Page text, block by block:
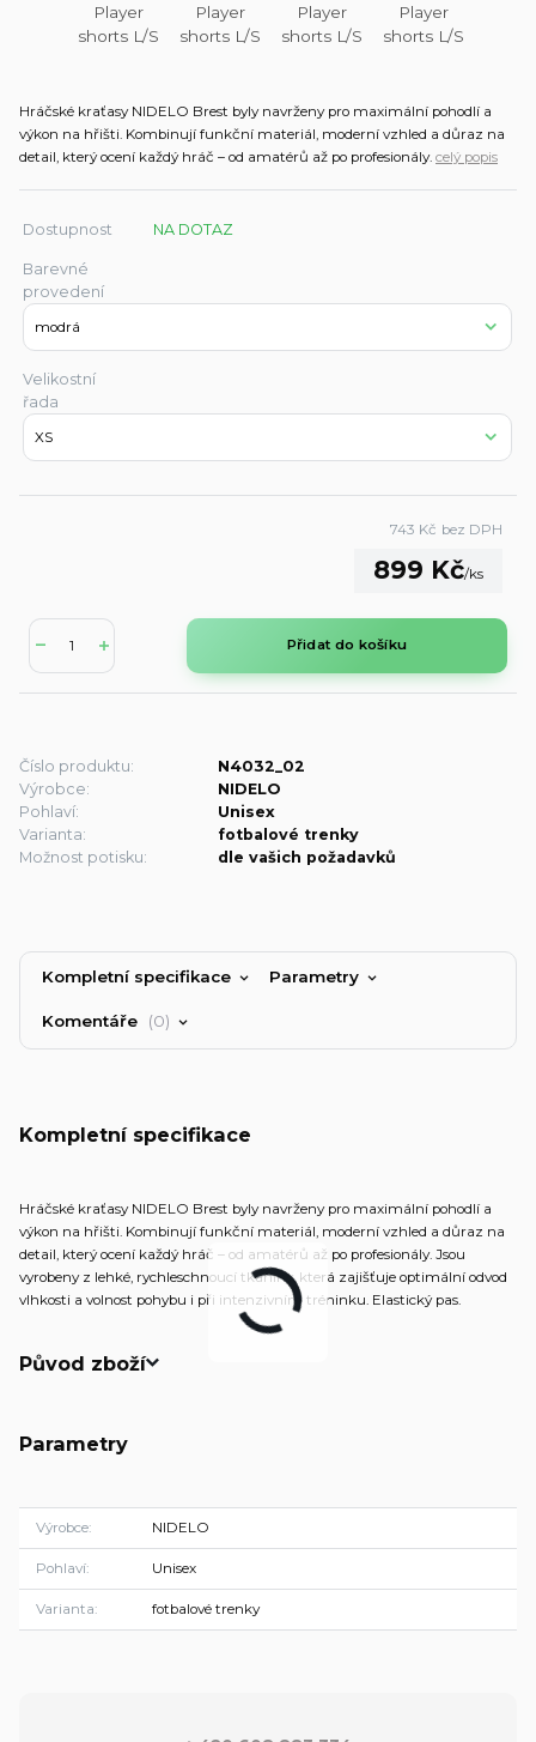
Hráčské kraťasy NIDELO Brest byly navrženy pro maximální pohodlí a
výkon na hřišti. Kombinují funkční materiál, moderní vzhled a důraz na
detail, který ocení každý hráč – od amatérů až po profesionály. celý popis
Dostupnost NA DOTAZ
Barevné
provedení
Velikostní
řada
899 Kč/ks
743 Kč bez DPH
Přidat do košíku
Číslo produktu:
N4032_02
Výrobce:
NIDELO
Pohlaví:
Unisex
Varianta:
fotbalové trenky
Možnost potisku:
dle vašich požadavků
Kompletní specifikace Parametry
Komentáře 0
Kompletní specifikace
Hráčské kraťasy NIDELO Brest byly navrženy pro maximální pohodlí a
výkon na hřišti. Kombinují funkční materiál, moderní vzhled a důraz na
detail, který ocení každý hráč – od amatérů až po profesionály. Jsou
vyrobeny z lehké, rychleschnoucí tkaniny, která zajišťuje optimální odvod
vlhkosti a volnost pohybu i při intenzivním tréninku. Elastický pas.
Původ zboží
Parametry
Výrobce NIDELO
Pohlaví Unisex
Varianta fotbalové trenky